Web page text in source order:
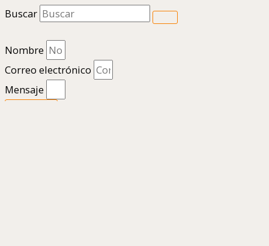
Buscar
Nombre
Correo electrónico
Mensaje